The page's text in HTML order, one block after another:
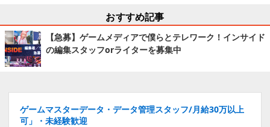
おすすめ記事
【急募】ゲームメディアで僕らとテレワーク！インサイド
の編集スタッフorライターを募集中
ゲームマスターデータ・データ管理スタッフ/月給30万以上
可」・未経験歓迎